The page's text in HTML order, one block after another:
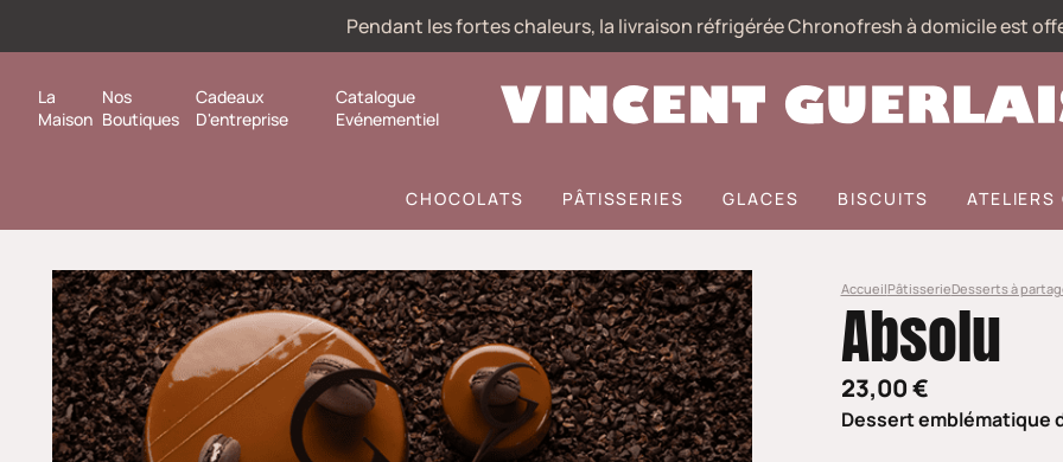
Pendant les fortes chaleurs, la livraison réfrigérée Chronofresh à domicile est
CHOCOLATS PÂTISSERIES GLACES BISCUITS
La
Maison
Nos
Boutiques
Cadeaux
D'entreprise
Catalogue
Evénementiel
AccueilPâtisserieDesserts à
Absolu
23,00 €
Dessert emblématique